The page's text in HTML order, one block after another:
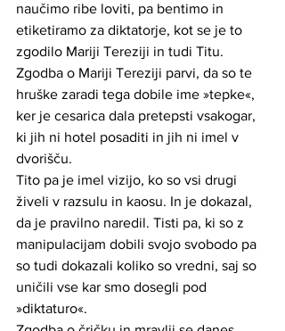
naučimo ribe loviti, pa bentimo in
etiketiramo za diktatorje, kot se je to
zgodilo Mariji Tereziji in tudi Titu.
Zgodba o Mariji Tereziji parvi, da so te
hruške zaradi tega dobile ime »tepke«,
ker je cesarica dala pretepsti vsakogar,
ki jih ni hotel posaditi in jih ni imel v
dvorišču.
Tito pa je imel vizijo, ko so vsi drugi
živeli v razsulu in kaosu. In je dokazal,
da je pravilno naredil. Tisti pa, ki so z
manipulacijam dobili svojo svobodo pa
so tudi dokazali koliko so vredni, saj so
uničili vse kar smo dosegli pod
»diktaturo«.